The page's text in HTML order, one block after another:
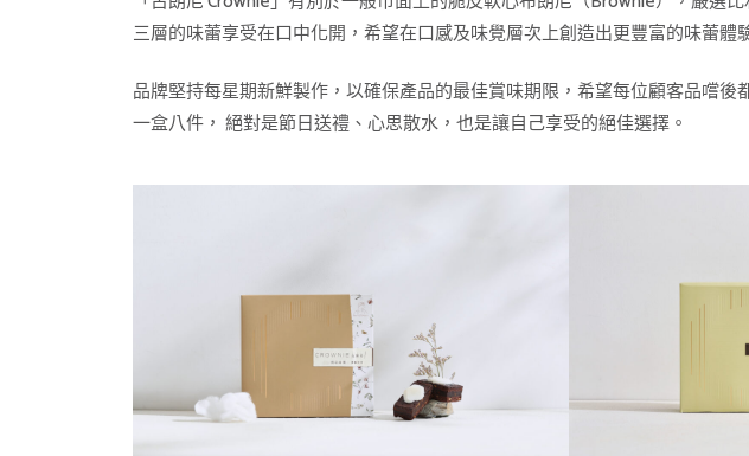
三層的味蕾享受在口中化開，希望在口感及味覺層次上創造出更豐富的味蕾體
品牌堅持每星期新鮮製作，以確保產品的最佳賞味期限，希望每位顧客品嚐
一盒八件， 絕對是節日送禮、心思散水，也是讓自己享受的絕佳選擇。